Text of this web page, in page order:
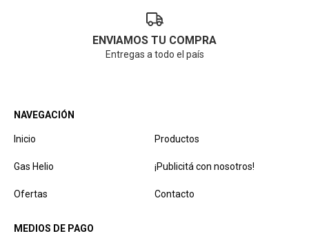
ENVIAMOS TU COMPRA
Entregas a todo el país
NAVEGACIÓN
Inicio Productos
Gas Helio ¡Publicitá con nosotros!
Ofertas Contacto
MEDIOS DE PAGO